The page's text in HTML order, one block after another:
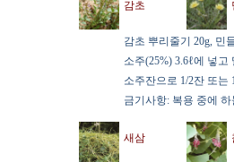
감초
감초 뿌리줄기 20g, 민
소주(25%) 3.6ℓ에 넣
소주잔으로 1/2잔 또는
금기사항: 복용 중에
새삼